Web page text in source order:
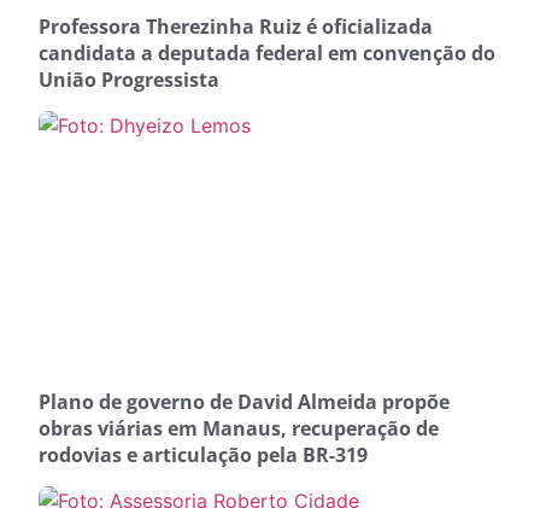
Professora Therezinha Ruiz é oficializada
candidata a deputada federal em convenção do
União Progressista
Plano de governo de David Almeida propõe
obras viárias em Manaus, recuperação de
rodovias e articulação pela BR-319